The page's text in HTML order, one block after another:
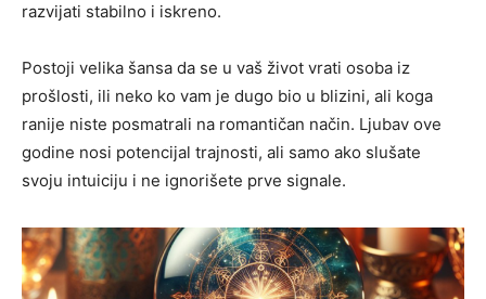
razvijati stabilno i iskreno.
Postoji velika šansa da se u vaš život vrati osoba iz
prošlosti, ili neko ko vam je dugo bio u blizini, ali koga
ranije niste posmatrali na romantičan način. Ljubav ove
godine nosi potencijal trajnosti, ali samo ako slušate
svoju intuiciju i ne ignorišete prve signale.